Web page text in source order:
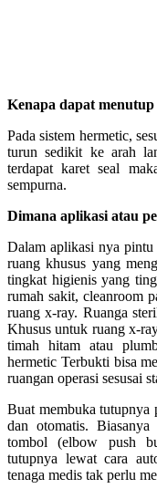
Kenapa dapat
Pada sistem hermetic,
turun sedikit ke arah
terdapat karet seal
sempurna.
Dimana aplikasi atau
Dalam aplikasi nya pintu
ruang khusus yang
tingkat higienis yang
rumah sakit, cleanroom
ruang x-ray. Ruanga
Khusus untuk ruang x-
timah hitam atau
hermetic Terbukti bisa
ruangan operasi sesusai
Buat membuka tutupnya
dan otomatis.
tombol (elbow push
tutupnya lewat cara
tenaga medis tak perlu